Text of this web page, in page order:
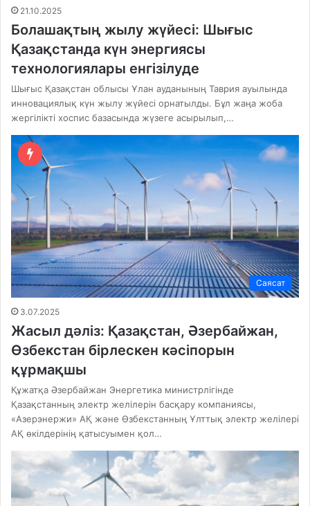
21.10.2025
Болашақтың жылу жүйесі: Шығыс
Қазақстанда күн энергиясы
технологиялары енгізілуде
Шығыс Қазақстан облысы Ұлан ауданының Таврия ауылында
инновациялық күн жылу жүйесі орнатылды. Бұл жаңа жоба
жергілікті хоспис базасында жүзеге асырылып,…
Саясат
3.07.2025
Жасыл дәліз: Қазақстан, Әзербайжан,
Өзбекстан бірлескен кәсіпорын
құрмақшы
Құжатқа Әзербайжан Энергетика министрлігінде
Қазақстанның электр желілерін басқару компаниясы,
«Азерэнержи» АҚ және Өзбекстанның Ұлттық электр желілері
АҚ өкілдерінің қатысуымен қол…